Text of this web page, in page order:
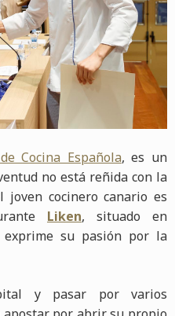
Cocina Española, es un
no está reñida con la
joven cocinero canario es
Liken, situado en
su pasión por la
y pasar por varios